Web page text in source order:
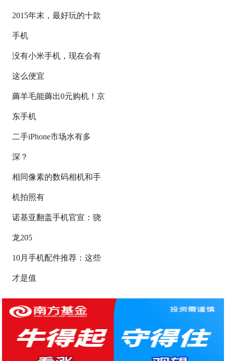
2015年末，最好玩的十款
手机
没有小米手机，现在会有
这么便宜
薅羊毛能薅出0元购机！京
东手机
二手iPhone市场水有多
深？
相同像素的数码相机和手
机拍照有
诺基亚翻盖手机官宣：骁
龙205
10月手机配件推荐：这些
才是值